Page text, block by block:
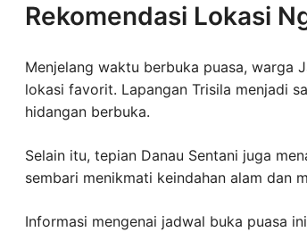
Rekomendasi Lokasi
Menjelang waktu berbuka puasa, warga
lokasi favorit. Lapangan Trisila menjadi
hidangan berbuka.
Selain itu, tepian Danau Sentani juga
sembari menikmati keindahan alam dan
Informasi mengenai jadwal buka puasa